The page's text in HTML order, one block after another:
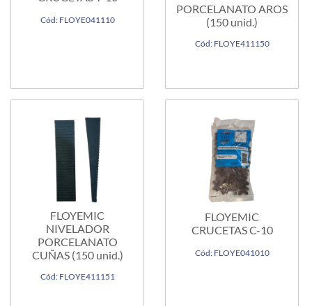
Cód: FLOYE041110
PORCELANATO AROS
(150 unid.)
Cód: FLOYE411150
FLOYEMIC
NIVELADOR
PORCELANATO
CUÑAS (150 unid.)
Cód: FLOYE411151
FLOYEMIC
CRUCETAS C-10
Cód: FLOYE041010